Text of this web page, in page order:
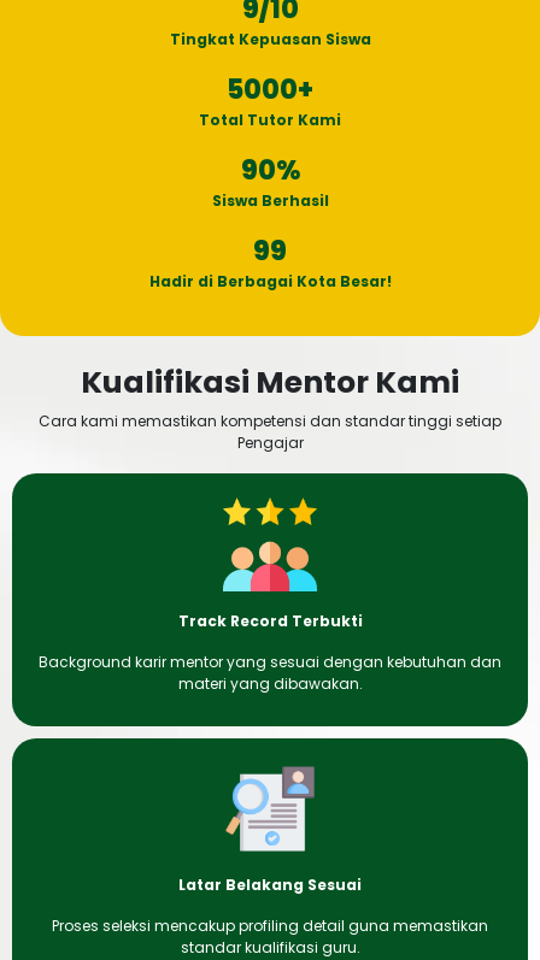
9/10
Tingkat Kepuasan Siswa
5000+
Total Tutor Kami
90%
Siswa Berhasil
99
Hadir di Berbagai Kota Besar!
Kualifikasi Mentor Kami
Cara kami memastikan kompetensi dan standar tinggi setiap
Pengajar
Track Record Terbukti
Background karir mentor yang sesuai dengan kebutuhan dan
materi yang dibawakan.
Latar Belakang Sesuai
Proses seleksi mencakup profiling detail guna memastikan
standar kualifikasi guru.